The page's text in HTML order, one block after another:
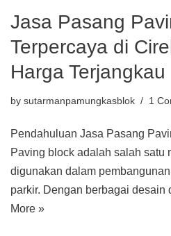
Jasa Pasang
Terpercaya di
Harga Terjangkau
by sutarmanpamungkasblok 1
Pendahuluan Jasa Pasang
Paving block adalah salah satu
digunakan dalam
parkir. Dengan berbagai
More »